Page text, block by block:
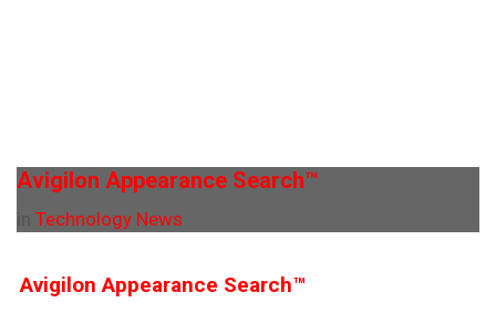
Avigilon Appearance Search™
Technology News
Avigilon Appearance Search™